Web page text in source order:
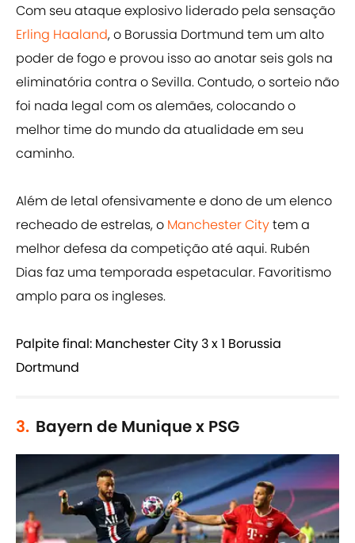
Com seu ataque explosivo liderado pela sensação
Erling Haaland, o Borussia Dortmund tem um alto
poder de fogo e provou isso ao anotar seis gols na
eliminatória contra o Sevilla. Contudo, o sorteio não
foi nada legal com os alemães, colocando o
melhor time do mundo da atualidade em seu
caminho.
Além de letal ofensivamente e dono de um elenco
recheado de estrelas, o Manchester Citytem a
melhor defesa da competição até aqui. Rubén
Dias faz uma temporada espetacular. Favoritismo
amplo para os ingleses.
Palpite final: Manchester City 3 x 1 Borussia
Dortmund
3. Bayern de Munique x PSG